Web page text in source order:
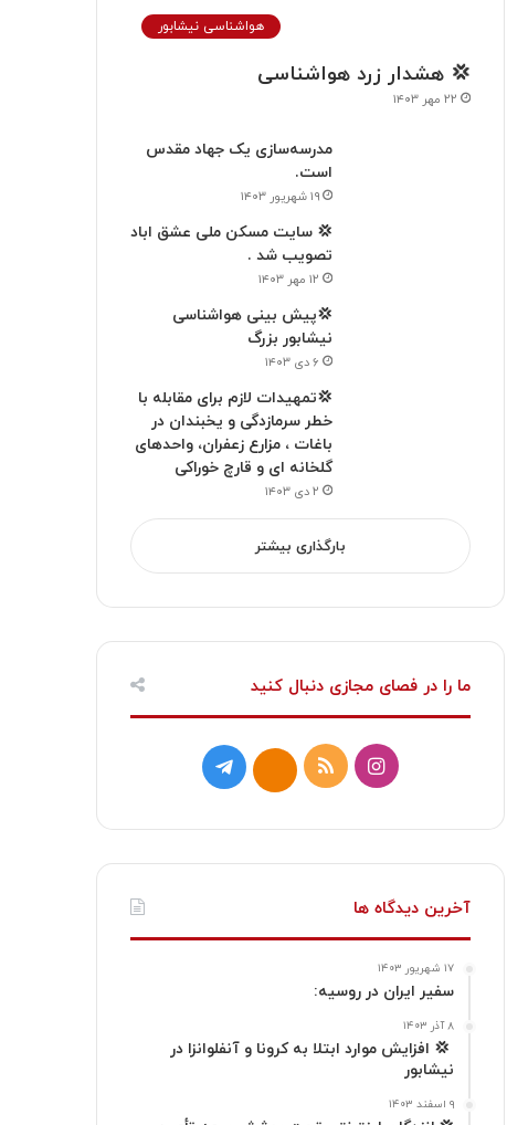
هواشناسی نیشابور
💢 هشدار زرد هواشناسی
۲۲ مهر ۱۴۰۳
مدرسه‌سازی یک جهاد مقدس
است.
۱۹ شهریور ۱۴۰۳
💢 سایت مسکن ملی عشق اباد
تصویب شد .
۱۲ مهر ۱۴۰۳
💢پیش بینی هواشناسی
نیشابور بزرگ
۶ دی ۱۴۰۳
💢تمهیدات لازم برای مقابله با
خطر سرمازدگی و یخبندان در
باغات ، مزارع زعفران، واحدهای
گلخانه ای و قارچ خوراکی
۲ دی ۱۴۰۳
بارگذاری بیشتر
ما را در فصای مجازی دنبال کنید
ا
س
ت
ا
خ
ک
ت
ا
آخرین دیدگاه ها
۱۷ شهریور ۱۴۰۳
سفیر ایران در روسیه:
۸ آذر ۱۴۰۳
‍ 💢 افزایش موارد ابتلا به کرونا و آنفلوانزا در
نیشابور
۹ اسفند ۱۴۰۳